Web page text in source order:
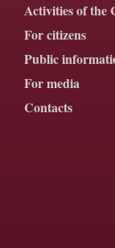
Activities of the
For citizens
Public
For media
Contacts